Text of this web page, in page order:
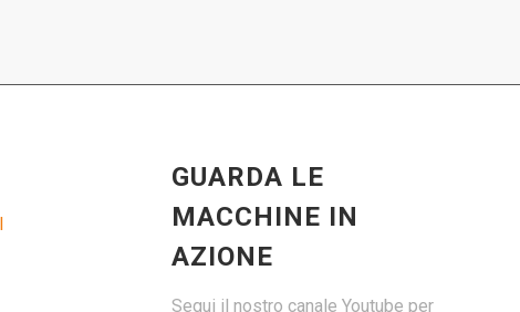
GUARDA LE
MACCHINE IN
AZIONE
Segui il nostro canale Youtube per